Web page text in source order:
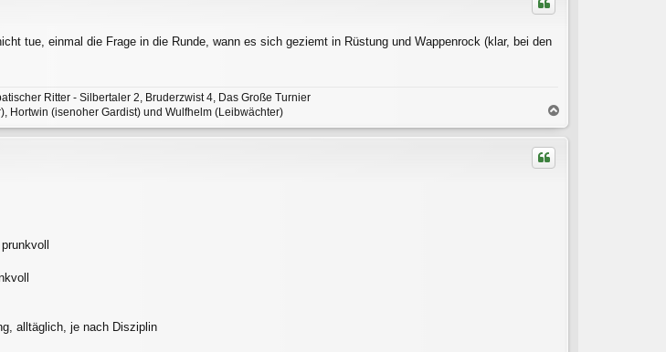
tue, einmal die Frage in die Runde, wann es sich geziemt in Rüstung und Wappenrock (klar, bei den
Ritter - Silbertaler 2, Bruderzwist 4, Das Große Turnier
Hortwin (isenoher Gardist) und Wulfhelm (Leibwächter)
a
c
alltäglich, je nach Disziplin